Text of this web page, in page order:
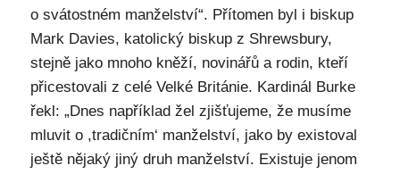
o svátostném manželství“. Přítomen byl i biskup
Mark Davies, katolický biskup z Shrewsbury,
stejně jako mnoho kněží, novinářů a rodin, kteří
přicestovali z celé Velké Británie. Kardinál Burke
řekl: „Dnes například žel zjišťujeme, že musíme
mluvit o ,tradičním‘ manželství, jako by existoval
ještě nějaký jiný druh manželství. Existuje jenom